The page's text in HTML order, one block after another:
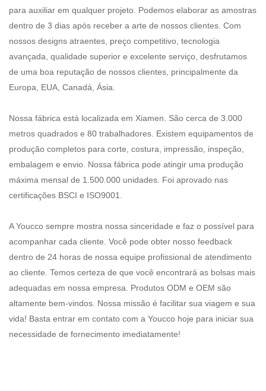
para auxiliar em qualquer projeto. Podemos elaborar as amostras
dentro de 3 dias após receber a arte de nossos clientes. Com
nossos designs atraentes, preço competitivo, tecnologia
avançada, qualidade superior e excelente serviço, desfrutamos
de uma boa reputação de nossos clientes, principalmente da
Europa, EUA, Canadá, Ásia.
Nossa fábrica está localizada em Xiamen. São cerca de 3.000
metros quadrados e 80 trabalhadores. Existem equipamentos de
produção completos para corte, costura, impressão, inspeção,
embalagem e envio. Nossa fábrica pode atingir uma produção
máxima mensal de 1.500.000 unidades. Foi aprovado nas
certificações BSCI e ISO9001.
A Youcco sempre mostra nossa sinceridade e faz o possível para
acompanhar cada cliente. Você pode obter nosso feedback
dentro de 24 horas de nossa equipe profissional de atendimento
ao cliente. Temos certeza de que você encontrará as bolsas mais
adequadas em nossa empresa. Produtos ODM e OEM são
altamente bem-vindos. Nossa missão é facilitar sua viagem e sua
vida! Basta entrar em contato com a Youcco hoje para iniciar sua
necessidade de fornecimento imediatamente!